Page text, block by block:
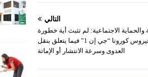
التالي
والحماية الاجتماعية: لم تثبث أية خطورة
لمتحور فيروس كورونا “جي إن 1” فيما يتعلق بنقل
العدوى وسرعة الانتشار أو الإماتة